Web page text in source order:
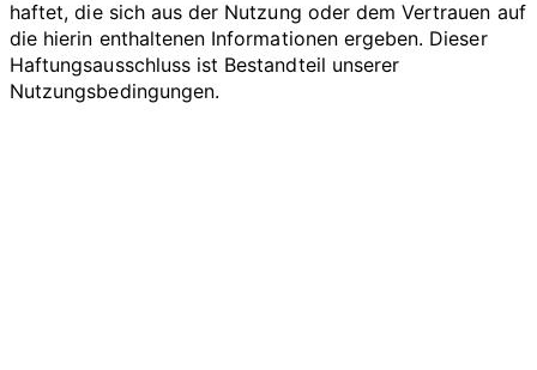
haftet, die sich aus der Nutzung oder dem Vertrauen auf
die hierin enthaltenen Informationen ergeben. Dieser
Haftungsausschluss ist Bestandteil unserer
Nutzungsbedingungen.